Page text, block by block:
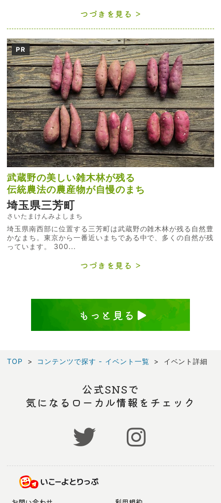
つづきを見る
PR
武蔵野の美しい雑木林が残る
伝統農法の農産物が自慢のまち
埼玉県三芳町
さいたまけんみよしまち
埼玉県南西部に位置する三芳町は武蔵野の雑木林が残る自然豊
かなまち。東京から一番近いまちである中で、多くの自然が残
っています。 300...
つづきを見る
もっと見る
TOP コンテンツで探す - イベント一覧 イベント詳細
公式SNSで
気になるローカル情報をチェック